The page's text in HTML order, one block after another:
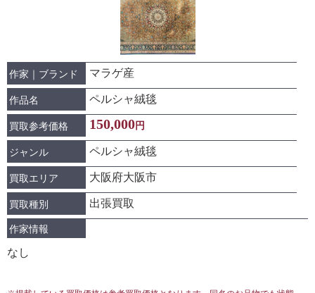
作家｜ブランド マラゲ産
作品名 ペルシャ絨毯
買取参考価格 150,000円
ジャンル ペルシャ絨毯
買取エリア 大阪府大阪市
買取種別 出張買取
作家情報
なし